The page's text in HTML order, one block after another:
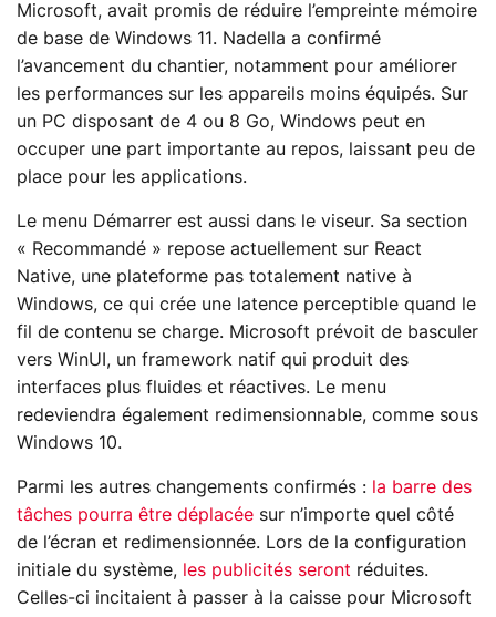
Microsoft, avait promis de réduire l’empreinte mémoire
de base de Windows 11. Nadella a confirmé
l’avancement du chantier, notamment pour améliorer
les performances sur les appareils moins équipés. Sur
un PC disposant de 4 ou 8 Go, Windows peut en
occuper une part importante au repos, laissant peu de
place pour les applications.
Le menu Démarrer est aussi dans le viseur. Sa section
« Recommandé » repose actuellement sur React
Native, une plateforme pas totalement native à
Windows, ce qui crée une latence perceptible quand le
fil de contenu se charge. Microsoft prévoit de basculer
vers WinUI, un framework natif qui produit des
interfaces plus fluides et réactives. Le menu
redeviendra également redimensionnable, comme sous
Windows 10.
Parmi les autres changements confirmés : la barre des
tâches pourra être déplacée sur n’importe quel côté
de l’écran et redimensionnée. Lors de la configuration
initiale du système, les publicités seront réduites.
Celles-ci incitaient à passer à la caisse pour Microsoft